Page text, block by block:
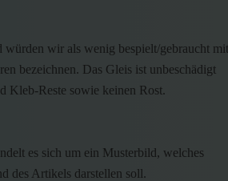
würden wir als wenig bespielt/gebraucht mit
bezeichnen. Das Gleis ist unbeschädigt
Kleb-Reste sowie keinen Rost.
es sich um ein Musterbild, welches
des Artikels darstellen soll.